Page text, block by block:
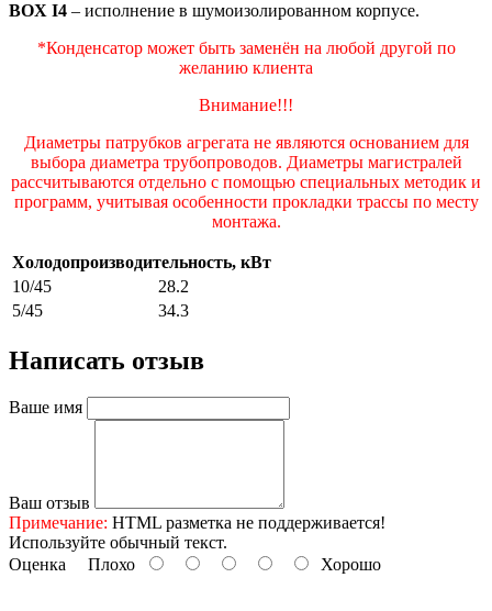
BOX I4 – исполнение в шумоизолированном корпусе.
*Конденсатор может быть заменён на любой другой по
желанию клиента
Внимание!!!
Диаметры патрубков агрегата не являются основанием для
выбора диаметра трубопроводов. Диаметры магистралей
рассчитываются отдельно с помощью специальных методик и
программ, учитывая особенности прокладки трассы по месту
монтажа.
Холодопроизводительность, кВт
10/45
28.2
5/45
34.3
Написать отзыв
Ваше имя
Ваш отзыв
Примечание: HTML разметка не поддерживается!
Используйте обычный текст.
Оценка Плохо Хорошо